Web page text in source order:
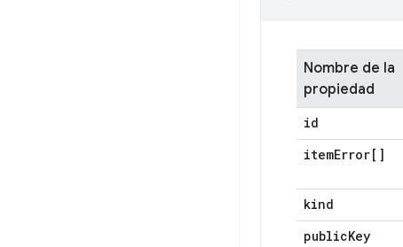
Nombre de la
propiedad
id
itemError[]
kind
publicKey